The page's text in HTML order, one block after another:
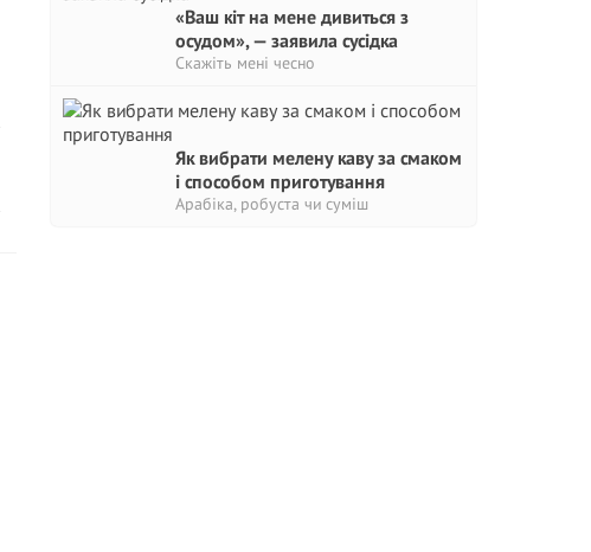
«Ваш кіт на мене дивиться з
осудом», — заявила сусідка
Скажіть мені чесно
Як вибрати мелену каву за смаком
і способом приготування
Арабіка, робуста чи суміш